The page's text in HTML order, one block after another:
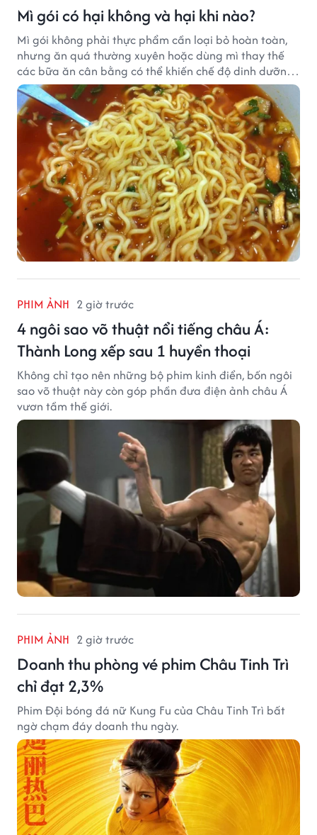
Mì gói có hại không và hại khi nào?
Mì gói không phải thực phẩm cần loại bỏ hoàn toàn,
nhưng ăn quá thường xuyên hoặc dùng mì thay thế
các bữa ăn cân bằng có thể khiến chế độ dinh dưỡng
mất cân đối.
PHIM ẢNH 2 giờ trước
4 ngôi sao võ thuật nổi tiếng châu Á:
Thành Long xếp sau 1 huyền thoại
Không chỉ tạo nên những bộ phim kinh điển, bốn ngôi
sao võ thuật này còn góp phần đưa điện ảnh châu Á
vươn tầm thế giới.
PHIM ẢNH 2 giờ trước
Doanh thu phòng vé phim Châu Tinh Trì
chỉ đạt 2,3%
Phim Đội bóng đá nữ Kung Fu của Châu Tinh Trì bất
ngờ chạm đáy doanh thu ngày.